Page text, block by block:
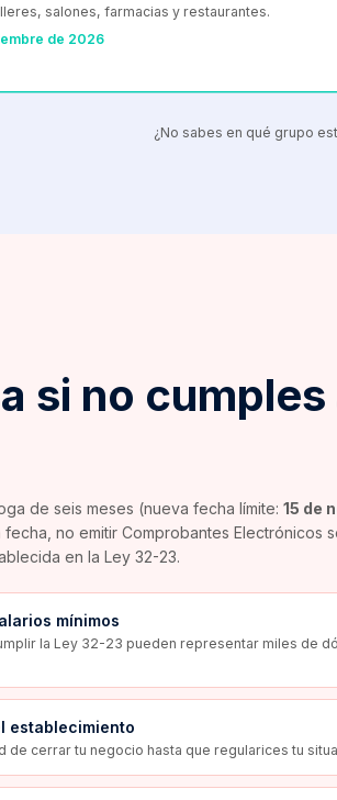
salones, farmacias y restaurantes.
de 2026
¿No sabes en qué grupo
si no cumples
de seis meses (nueva fecha límite: 15 de
no emitir Comprobantes Electrónicos
en la Ley 32-23.
mínimos
la Ley 32-23 pueden representar miles de
establecimiento
de cerrar tu negocio hasta que regularices tu